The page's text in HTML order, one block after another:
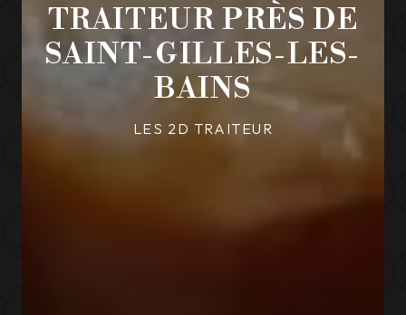
TRAITEUR PRÈS DE
SAINT-GILLES-LES-
BAINS
LES 2D TRAITEUR